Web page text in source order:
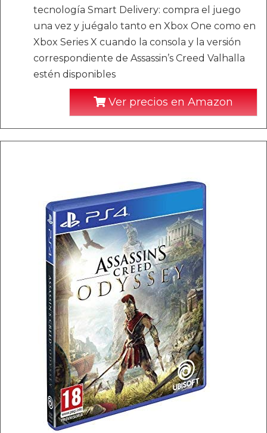
tecnología Smart Delivery: compra el juego
una vez y juégalo tanto en Xbox One como en
Xbox Series X cuando la consola y la versión
correspondiente de Assassin’s Creed Valhalla
estén disponibles
Ver precios en Amazon